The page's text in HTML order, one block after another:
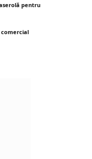
pentru
comercial